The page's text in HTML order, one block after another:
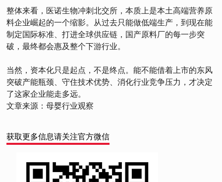
整体来看，医诺生物冲刺北交所，本质上是本土高端营养原
料企业崛起的一个缩影。从过去只能做低端生产，到现在能
制定国际标准、打进全球供应链，国产原料厂的每一步突
破，最终都会惠及整个下游行业。
当然，资本化只是起点，不是终点。能不能借着上市的东风
突破产能瓶颈、守住技术优势、消化行业竞争压力，才决定
了这家企业能走多远。
文章来源：母婴行业观察
获取更多信息请关注官方微信